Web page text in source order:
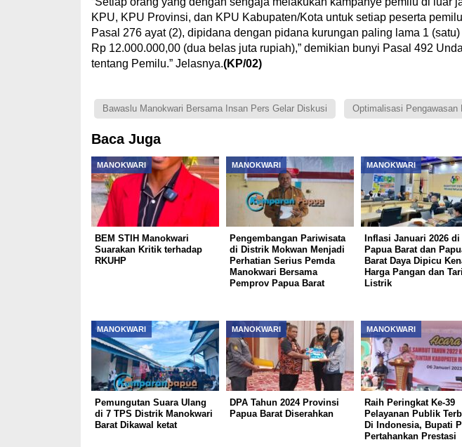
KPU, KPU Provinsi, dan KPU Kabupaten/Kota untuk setiap peserta
Pasal 276 ayat (2), dipidana dengan pidana kurungan paling lama 1
Rp 12.000.000,00 (dua belas juta rupiah),” demikian bunyi Pasal 492
tentang Pemilu.” Jelasnya.(KP/02)
Bawaslu Manokwari Bersama Insan Pers Gelar Diskusi Optimalisasi Pengawasan
Baca Juga
MANOKWARI
BEM STIH Manokwari
Suarakan Kritik terhadap
RKUHP
MANOKWARI
Pengembangan Pariwisata
di Distrik Mokwan Menjadi
Perhatian Serius Pemda
Manokwari Bersama
Pemprov Papua Barat
MANOKWARI
Inflasi Januari 2026 di
Papua Barat dan
Barat Daya Dipicu
Harga Pangan dan
Listrik
MANOKWARI
Pemungutan Suara Ulang
di 7 TPS Distrik Manokwari
Barat Dikawal ketat
MANOKWARI
DPA Tahun 2024 Provinsi
Papua Barat Diserahkan
MANOKWARI
Raih Peringkat Ke-39
Pelayanan Publik
Di Indonesia, Bupati
Pertahankan Prestasi